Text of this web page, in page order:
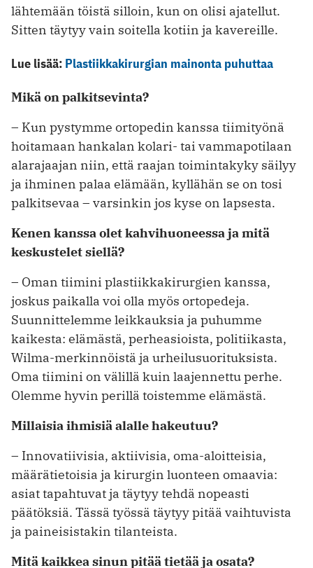
lähtemään töistä silloin, kun on olisi ajatellut.
Sitten täytyy vain soitella kotiin ja kavereille.
Lue lisää: Plastiikkakirurgian mainonta puhuttaa
Mikä on palkitsevinta?
– Kun pystymme ortopedin kanssa tiimityönä
hoitamaan hankalan kolari- tai vammapotilaan
alarajaajan niin, että raajan toimintakyky säilyy
ja ihminen palaa elämään, kyllähän se on tosi
palkitsevaa – varsinkin jos kyse on lapsesta.
Kenen kanssa olet kahvihuoneessa ja mitä
keskustelet siellä?
– Oman tiimini plastiikkakirurgien kanssa,
joskus paikalla voi olla myös ortopedeja.
Suunnittelemme leikkauksia ja puhumme
kaikesta: elämästä, perheasioista, politiikasta,
Wilma-merkinnöistä ja urheilusuorituksista.
Oma tiimini on välillä kuin laajennettu perhe.
Olemme hyvin perillä toistemme elämästä.
Millaisia ihmisiä alalle hakeutuu?
– Innovatiivisia, aktiivisia, oma-aloitteisia,
määrätietoisia ja kirurgin luonteen omaavia:
asiat tapahtuvat ja täytyy tehdä nopeasti
päätöksiä. Tässä työssä täytyy pitää vaihtuvista
ja paineisistakin tilanteista.
Mitä kaikkea sinun pitää tietää ja osata?